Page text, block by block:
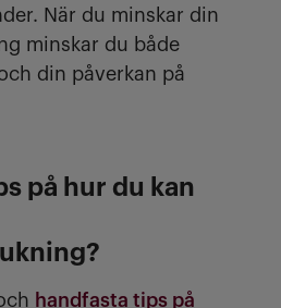
När du minskar din
minskar du både
din påverkan på
på hur du kan
handfasta tips på